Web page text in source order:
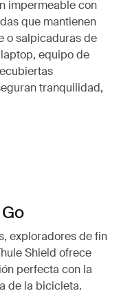
impermeable con
que mantienen
o salpicaduras de
equipo de
tranquilidad,
exploradores de fin
Shield ofrece
perfecta con la
de la bicicleta.